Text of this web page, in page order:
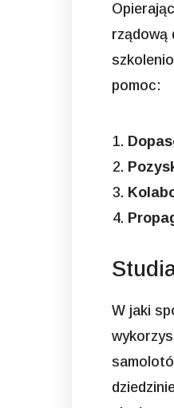
rządową
pomoc:
W jaki